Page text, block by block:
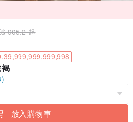
905.2 起
放入購物車